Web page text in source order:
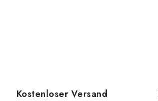
Kostenloser Versand